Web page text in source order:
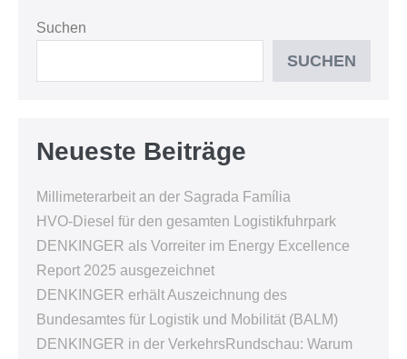
Suchen
SUCHEN
Neueste Beiträge
Millimeterarbeit an der Sagrada Família
HVO-Diesel für den gesamten Logistikfuhrpark
DENKINGER als Vorreiter im Energy Excellence
Report 2025 ausgezeichnet
DENKINGER erhält Auszeichnung des
Bundesamtes für Logistik und Mobilität (BALM)
DENKINGER in der VerkehrsRundschau: Warum